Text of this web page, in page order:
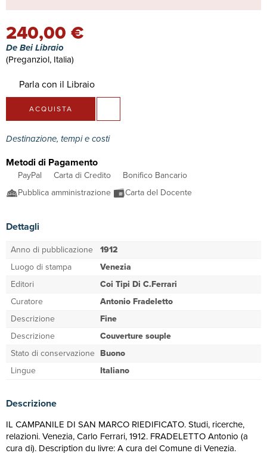
240,00 €
De Bei Libraio
(Preganziol, Italia)
Parla con il Libraio
ACQUISTA
Destinazione, tempi e costi
Metodi di Pagamento
PayPal Carta di Credito
Bonifico Bancario
Pubblica amministrazione
Carta del Docente
Dettagli
Anno di pubblicazione 1912
Luogo di stampa
Venezia
Editori
Coi Tipi Di C.Ferrari
Curatore
Antonio Fradeletto
Descrizione
Fine
Descrizione
Couverture souple
Stato di conservazione Buono
Lingue
Italiano
Descrizione
IL CAMPANILE DI SAN MARCO RIEDIFICATO. Studi, ricerche,
relazioni. Venezia, Carlo Ferrari, 1912. FRADELETTO Antonio (a
cura di). Description du livre: A cura del Comune di Venezia.